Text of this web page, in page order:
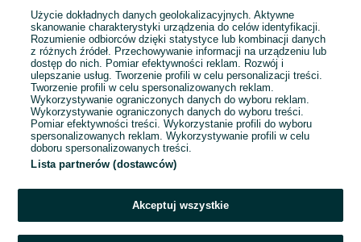
1 2 3 4 5
Użycie dokładnych danych geolokalizacyjnych. Aktywne
skanowanie charakterystyki urządzenia do celów identyfikacji.
Rozumienie odbiorców dzięki statystyce lub kombinacji danych
z różnych źródeł. Przechowywanie informacji na urządzeniu lub
dostęp do nich. Pomiar efektywności reklam. Rozwój i
ulepszanie usług. Tworzenie profili w celu personalizacji treści.
Tworzenie profili w celu spersonalizowanych reklam.
Wykorzystywanie ograniczonych danych do wyboru reklam.
Wykorzystywanie ograniczonych danych do wyboru treści.
Pomiar efektywności treści. Wykorzystanie profili do wyboru
spersonalizowanych reklam. Wykorzystywanie profili w celu
doboru spersonalizowanych treści.
Lista partnerów (dostawców)
Akceptuj wszystkie